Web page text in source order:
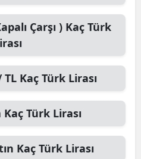
Çarşı )Kaç Türk
TLKaç Türk Lirası
Kaç Türk Lirası
Kaç Türk Lirası